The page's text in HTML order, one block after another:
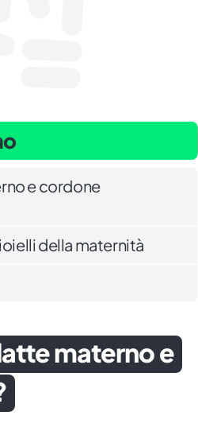
e cordone
della maternità
materno e